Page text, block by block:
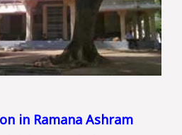
in Ramana Ashram